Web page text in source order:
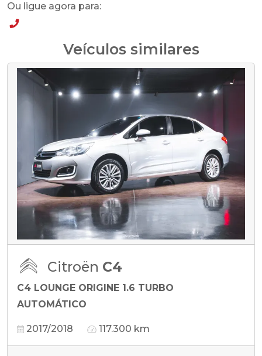
Ou ligue agora para:
Veículos similares
Citroën C4
C4 LOUNGE ORIGINE 1.6 TURBO
AUTOMÁTICO
2017/2018 117.300 km